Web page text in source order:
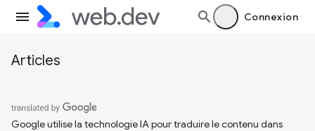
Connexion
Articles
Google utilise la technologie IA pour traduire le contenu dans